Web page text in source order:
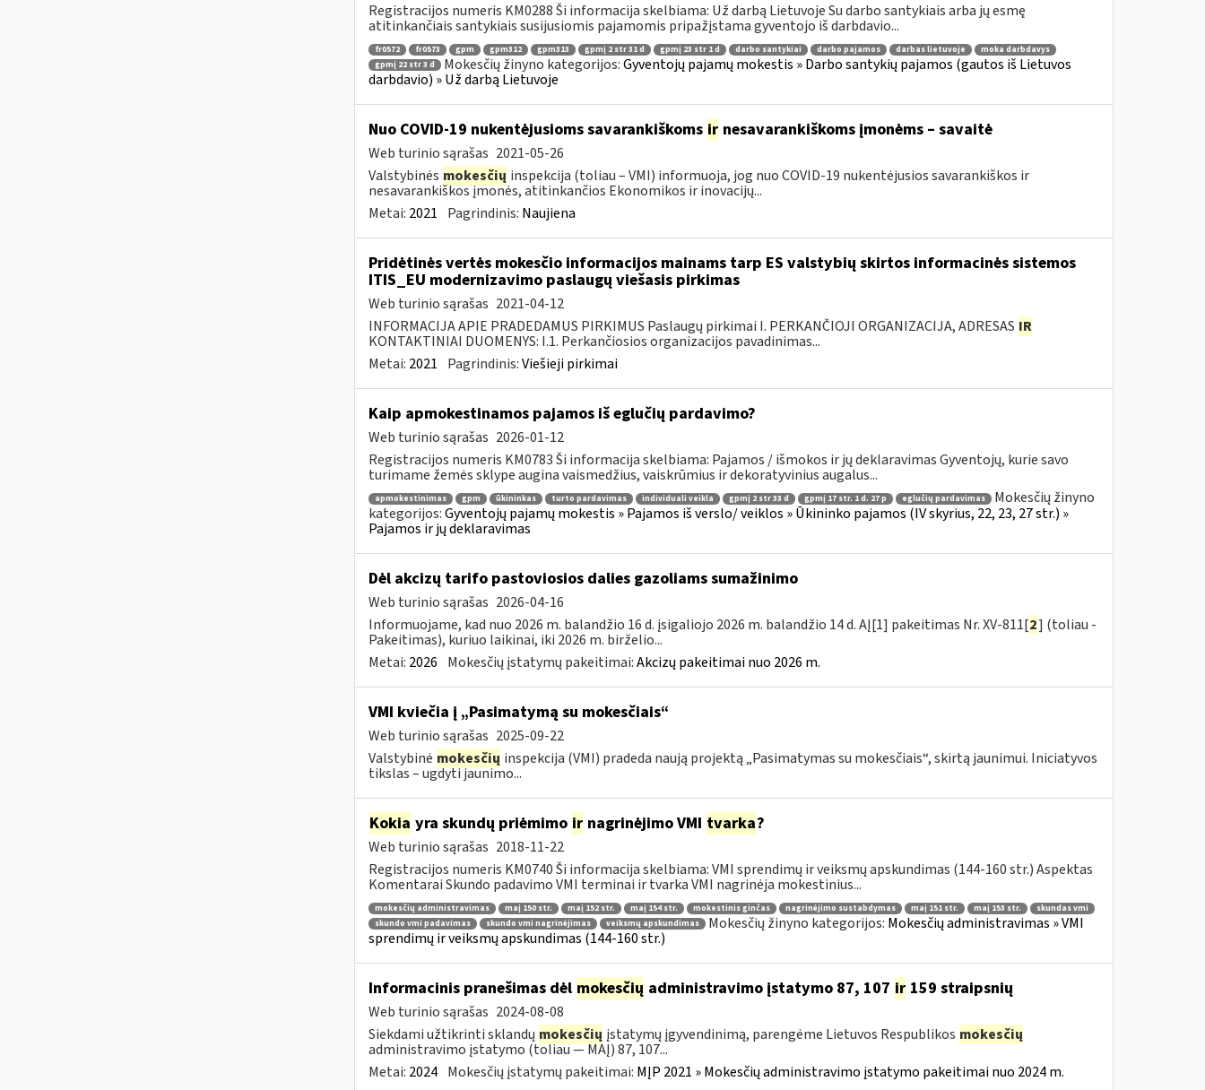
Registracijos numeris KM0288 Ši informacija skelbiama: Už darbą Lietuvoje Su darbo santykiais arba jų esmę
atitinkančiais santykiais susijusiomis pajamomis pripažįstama gyventojo iš darbdavio...
fr0572 fr0573 gpm gpm312 gpm313 gpmį 2 str 31 d gpmį 23 str 1 d darbo santykiai darbo pajamos darbas lietuvoje
moka darbdavys
gpmį 22 str 3 d
Mokesčių žinyno kategorijos:Gyventojų pajamų mokestis » Darbo santykių pajamos (gautos iš Lietuvos
darbdavio) » Už darbą Lietuvoje
Nuo COVID-19 nukentėjusioms savarankiškoms irnesavarankiškoms įmonėms – savaitė
Web turinio sąrašas 2021-05-26
Valstybinės mokesčių inspekcija (toliau – VMI) informuoja, jog nuo COVID-19 nukentėjusios savarankiškos ir
nesavarankiškos įmonės, atitinkančios Ekonomikos ir inovacijų...
Metai: 2021 Pagrindinis: Naujiena
Pridėtinės vertės mokesčio informacijos mainams tarp ES valstybių skirtos informacinės sistemos
ITIS_EU modernizavimo paslaugų viešasis pirkimas
Web turinio sąrašas 2021-04-12
INFORMACIJA APIE PRADEDAMUS PIRKIMUS Paslaugų pirkimai I. PERKANČIOJI ORGANIZACIJA, ADRESAS IR
KONTAKTINIAI DUOMENYS: I.1. Perkančiosios organizacijos pavadinimas...
Metai: 2021 Pagrindinis:Viešieji pirkimai
Kaip apmokestinamos pajamos iš eglučių pardavimo?
Web turinio sąrašas 2026-01-12
Registracijos numeris KM0783 Ši informacija skelbiama: Pajamos / išmokos ir jų deklaravimas Gyventojų, kurie savo
turimame žemės sklype augina vaismedžius, vaiskrūmius ir dekoratyvinius augalus...
apmokestinimas gpm ūkininkas turto pardavimas individuali veikla gpmį 2 str 33 d gpmį 17 str. 1 d. 27 p eglučių pardavimas
Mokesčių žinyno
kategorijos:Gyventojų pajamų mokestis » Pajamos iš verslo/ veiklos » Ūkininko pajamos (IV skyrius, 22, 23, 27 str.) »
Pajamos ir jų deklaravimas
Dėl akcizų tarifo pastoviosios dalies gazoliams sumažinimo
Web turinio sąrašas 2026-04-16
Informuojame, kad nuo 2026 m. balandžio 16 d. įsigaliojo 2026 m. balandžio 14 d. AĮ[1] pakeitimas Nr. XV-811[2] (toliau -
Pakeitimas), kuriuo laikinai, iki 2026 m. birželio...
Metai: 2026 Mokesčių įstatymų pakeitimai:Akcizų pakeitimai nuo 2026 m.
VMI kviečia į „Pasimatymą su mokesčiais“
Web turinio sąrašas 2025-09-22
Valstybinė mokesčių inspekcija (VMI) pradeda naują projektą „Pasimatymas su mokesčiais“, skirtą jaunimui. Iniciatyvos
tikslas – ugdyti jaunimo...
Kokia yra skundų priėmimo irnagrinėjimo VMI tvarka?
Web turinio sąrašas 2018-11-22
Registracijos numeris KM0740 Ši informacija skelbiama: VMI sprendimų ir veiksmų apskundimas (144-160 str.) Aspektas
Komentarai Skundo padavimo VMI terminai ir tvarka VMI nagrinėja mokestinius...
mokesčių administravimas maį 150 str. maį 152 str. maį 154 str. mokestinis ginčas nagrinėjimo sustabdymas maį 151 str. maį 153 str.
skundas vmi
skundo vmi padavimas
skundo vmi nagrinėjimas veiksmų apskundimas Mokesčių žinyno kategorijos: Mokesčių administravimas » VMI
sprendimų ir veiksmų apskundimas (144-160 str.)
Informacinis pranešimas dėl mokesčių administravimo įstatymo 87, 107 ir159 straipsnių
Web turinio sąrašas 2024-08-08
Siekdami užtikrinti sklandų mokesčių įstatymų įgyvendinimą, parengėme Lietuvos Respublikos mokesčių
administravimo įstatymo (toliau — MAĮ) 87, 107...
Metai: 2024 Mokesčių įstatymų pakeitimai: MĮP 2021 » Mokesčių administravimo įstatymo pakeitimai nuo 2024 m.